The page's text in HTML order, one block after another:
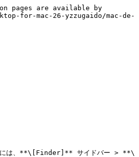
pages are available by
for-mac-26-yzzugaido/mac-de-
するには、**\[Finder]** サイドバー > **\